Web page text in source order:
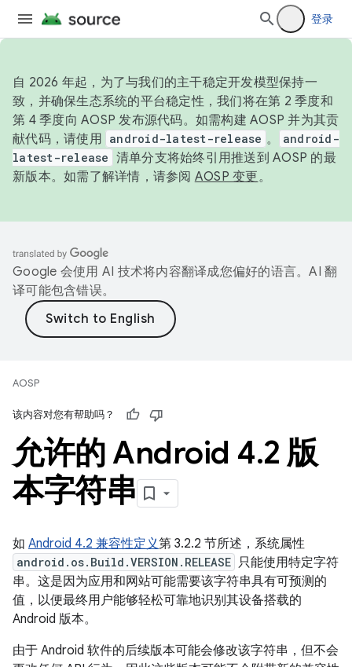
登录
自 2026 年起，为了与我们的主干稳定开发模型保持一
致，并确保生态系统的平台稳定性，我们将在第 2 季度和
第 4 季度向 AOSP 发布源代码。如需构建 AOSP 并为其贡
献代码，请使用 android-latest-release 。
android-
latest-release 清单分支将始终引用推送到 AOSP 的最
新版本。如需了解详情，请参阅 AOSP 变更。
Google 会使用 AI 技术将内容翻译成您偏好的语言。AI 翻
译可能包含错误。
AOSP
该内容对您有帮助吗？
允许的 Android 4.2 版
本字符串
如 Android 4.2 兼容性定义第 3.2.2 节所述，系统属性
android.os.Build.VERSION.RELEASE 只能使用特定字符
串。这是因为应用和网站可能需要该字符串具有可预测的
值，以便最终用户能够轻松可靠地识别其设备搭载的
Android 版本。
由于 Android 软件的后续版本可能会修改该字符串，但不会